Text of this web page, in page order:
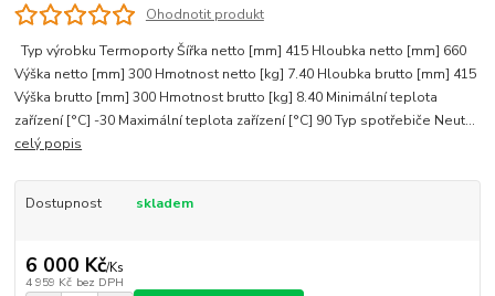
Ohodnotit produkt
Typ výrobku Termoporty Šířka netto [mm] 415 Hloubka netto [mm] 660
Výška netto [mm] 300 Hmotnost netto [kg] 7.40 Hloubka brutto [mm] 415
Výška brutto [mm] 300 Hmotnost brutto [kg] 8.40 Minimální teplota
zařízení [°C] -30 Maximální teplota zařízení [°C] 90 Typ spotřebiče Neut...
celý popis
Dostupnost skladem
6 000 Kč/Ks
4 959 Kč bez DPH